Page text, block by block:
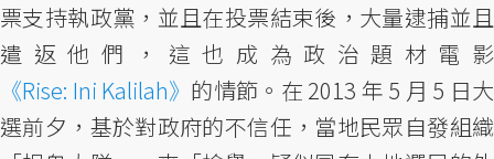
票支持執政黨，並且在投票結束後，大量逮捕並且
遣返他們，這也成為政治題材電影
《Rise: Ini Kalilah》 的情節。在 2013 年 5 月 5 日大
選前夕，基於對政府的不信任，當地民眾自發組織